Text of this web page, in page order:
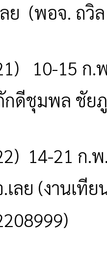
ลย (พอจ. ถวิ
10-15 ก.
กดีชุมพล ชัย
14-21 ก.
เลย (งานเที